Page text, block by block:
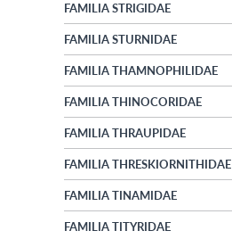
FAMILIA STRIGIDAE
FAMILIA STURNIDAE
FAMILIA THAMNOPHILIDAE
FAMILIA THINOCORIDAE
FAMILIA THRAUPIDAE
FAMILIA THRESKIORNITHIDAE
FAMILIA TINAMIDAE
FAMILIA TITYRIDAE